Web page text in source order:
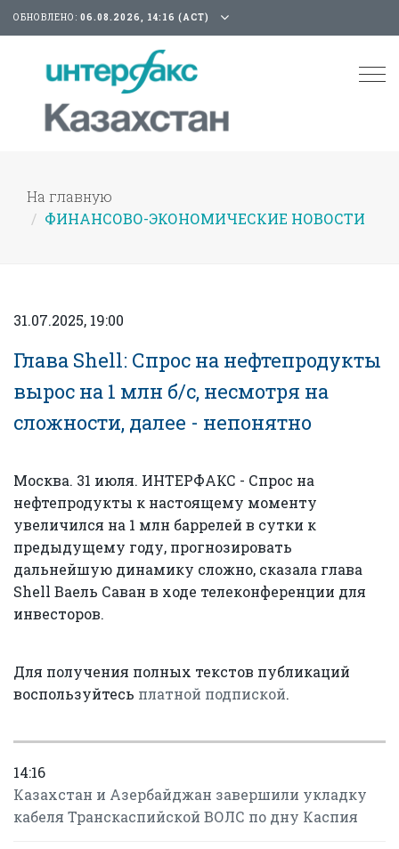
ОБНОВЛЕНО: 06.08.2026, 14:16 (АСТ)
На главную
ФИНАНСОВО-ЭКОНОМИЧЕСКИЕ НОВОСТИ
31.07.2025, 19:00
Глава Shell: Спрос на нефтепродукты
вырос на 1 млн б/с, несмотря на
сложности, далее - непонятно
Москва. 31 июля. ИНТЕРФАКС - Спрос на
нефтепродукты к настоящему моменту
увеличился на 1 млн баррелей в сутки к
предыдущему году, прогнозировать
дальнейшую динамику сложно, сказала глава
Shell Ваель Саван в ходе телеконференции для
инвесторов.
Для получения полных текстов публикаций
воспользуйтесь платной подпиской.
14:16
Казахстан и Азербайджан завершили укладку
кабеля Транскаспийской ВОЛС по дну Каспия